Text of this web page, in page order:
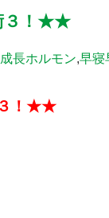
３！★★
成長ホルモン,早寝
！★★